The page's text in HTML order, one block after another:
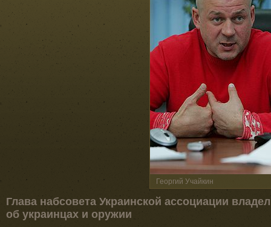
Георгий Учайкин
Глава набсовета Украинской ассоциации
об украинцах и оружии